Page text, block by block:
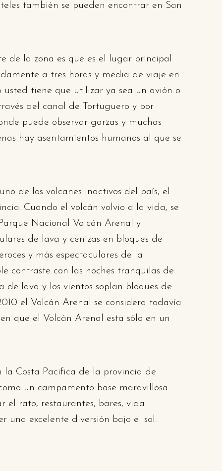
también se pueden encontrar en San
de la zona es que es el lugar principal
a tres horas y media de viaje en
tiene que utilizar ya sea un avión o
del canal de Tortuguero y por
puede observar garzas y muchas
hay asentamientos humanos al que se
de los volcanes inactivos del país, el
Cuando el volcán volvio a la vida, se
Nacional Volcán Arenal y
de lava y cenizas en bloques de
y más espectaculares de la
contraste con las noches tranquilas de
de lava y los vientos soplan bloques de
el Volcán Arenal se considera todavía
que el Volcán Arenal esta sólo en un
la Costa Pacifica de la provincia de
un campamento base maravillosa
el rato, restaurantes, bares, vida
una excelente diversión bajo el sol.